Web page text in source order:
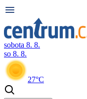
sobota 8. 8.
so 8. 8.
27°C